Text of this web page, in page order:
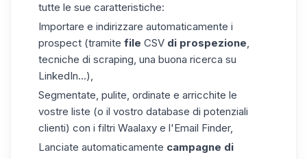
tutte le sue caratteristiche:
Importare e indirizzare automaticamente i
prospect (tramite file CSV di prospezione,
tecniche di scraping, una buona ricerca su
LinkedIn...),
Segmentate, pulite, ordinate e arricchite le
vostre liste (o il vostro database di potenziali
clienti) con i filtri Waalaxy e l'Email Finder,
Lanciate automaticamente campagne di